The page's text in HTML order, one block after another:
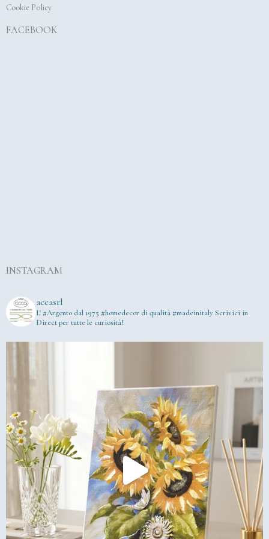
Cookie Policy
FACEBOOK
INSTAGRAM
accasrl
L' #Argento dal 1975 #homedecor di qualità #madeinitaly Scrivici in
Direct per tutte le curiosità!